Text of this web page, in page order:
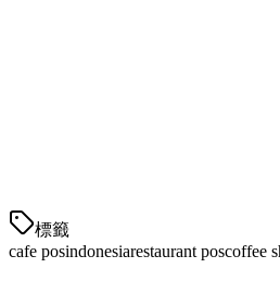
標籤
cafe posindonesiarestaurant poscoffee